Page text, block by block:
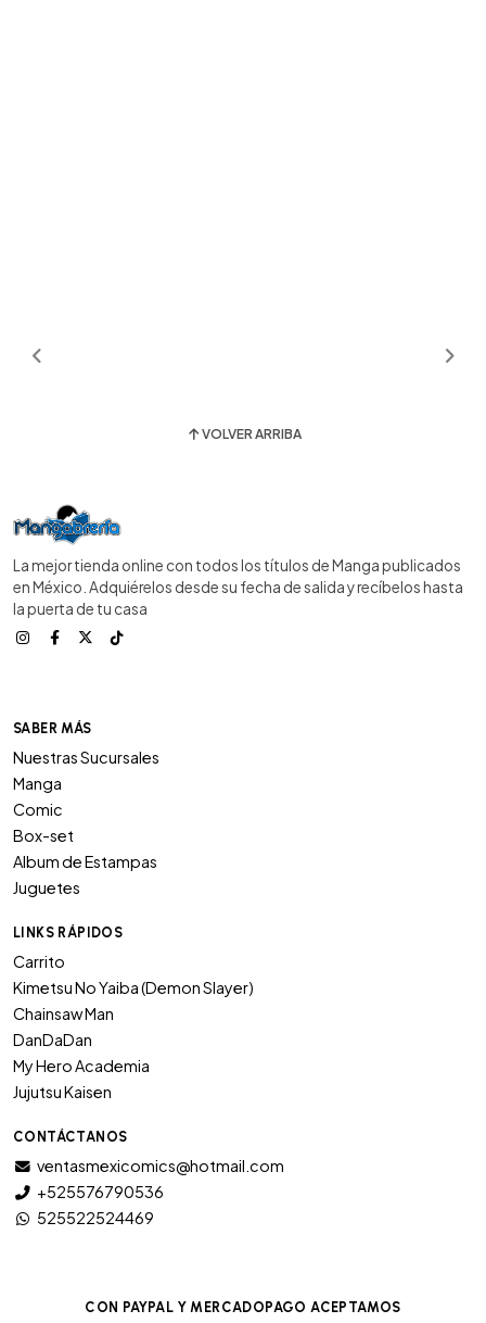
VOLVER ARRIBA
La mejor tienda online con todos los títulos de Manga publicados
en México. Adquiérelos desde su fecha de salida y recíbelos hasta
la puerta de tu casa
SABER MÁS
Nuestras Sucursales
Manga
Comic
Box-set
Album de Estampas
Juguetes
LINKS RÁPIDOS
Carrito
Kimetsu No Yaiba (Demon Slayer)
Chainsaw Man
DanDaDan
My Hero Academia
Jujutsu Kaisen
CONTÁCTANOS
ventasmexicomics@hotmail.com
+525576790536
525522524469
CON PAYPAL Y MERCADOPAGO ACEPTAMOS